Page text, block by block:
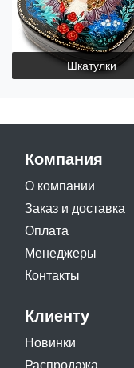
Шкатулки
Компания
О компании
Заказ и доставка
Оплата
Менеджеры
Контакты
Клиенту
Новинки
Распродажа